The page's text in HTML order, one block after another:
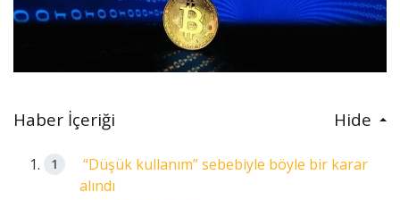
Haber İçeriği Hide
“Düşük kullanım” sebebiyle böyle bir karar
alındı